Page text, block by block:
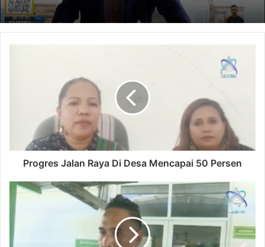
Progres Jalan Raya Di Desa Mencapai 50 Persen